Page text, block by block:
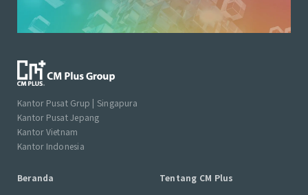
Kantor Pusat Grup | Singapura
Kantor Pusat Jepang
Kantor Vietnam
Kantor Indonesia
Beranda Tentang CM Plus